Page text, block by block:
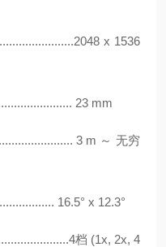
x 1536
23 mm
3 m ～ 无穷
16.5° x 12.3°
档 (1x, 2x, 4